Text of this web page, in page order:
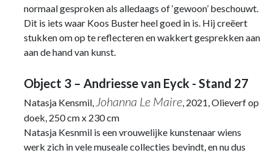
normaal gesproken als alledaags of ‘gewoon’ beschouwt.
Dit is iets waar Koos Buster heel goed in is. Hij creëert
stukken om op te reflecteren en wakkert gesprekken aan
aan de hand van kunst.
Object 3 – Andriesse van Eyck - Stand 27
Natasja Kensmil, Johanna Le Maire, 2021, Olieverf op
doek, 250 cm x 230 cm
Natasja Kesnmil is een vrouwelijke kunstenaar wiens
werk zich in vele museale collecties bevindt, en nu dus